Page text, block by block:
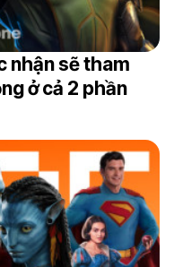
nhận sẽ tham
ở cả 2 phần